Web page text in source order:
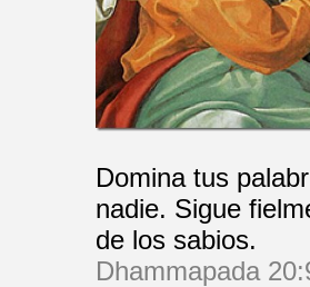
Domina tus
nadie. Sigue
de los sabios.
Dhammapada